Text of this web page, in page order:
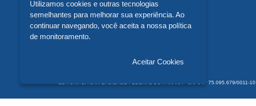
EDITORA DA UNIVERSIDADE FEDERAL DO PARANÁ - CNPJ n° 75.095.679/0011-
Utilizamos cookies e outras tecnologias
semelhantes para melhorar sua experiência. Ao
continuar navegando, você aceita a nossa política
de monitoramento.
Aceitar Cookies